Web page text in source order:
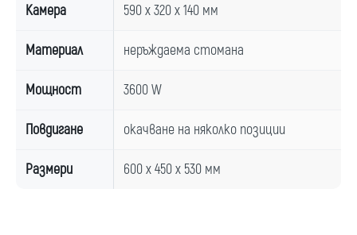
Камера 590 x 320 x 140 мм
Материал неръждаема стомана
Мощност 3600 W
Повдигане окачване на няколко позиции
Размери 600 x 450 x 530 мм